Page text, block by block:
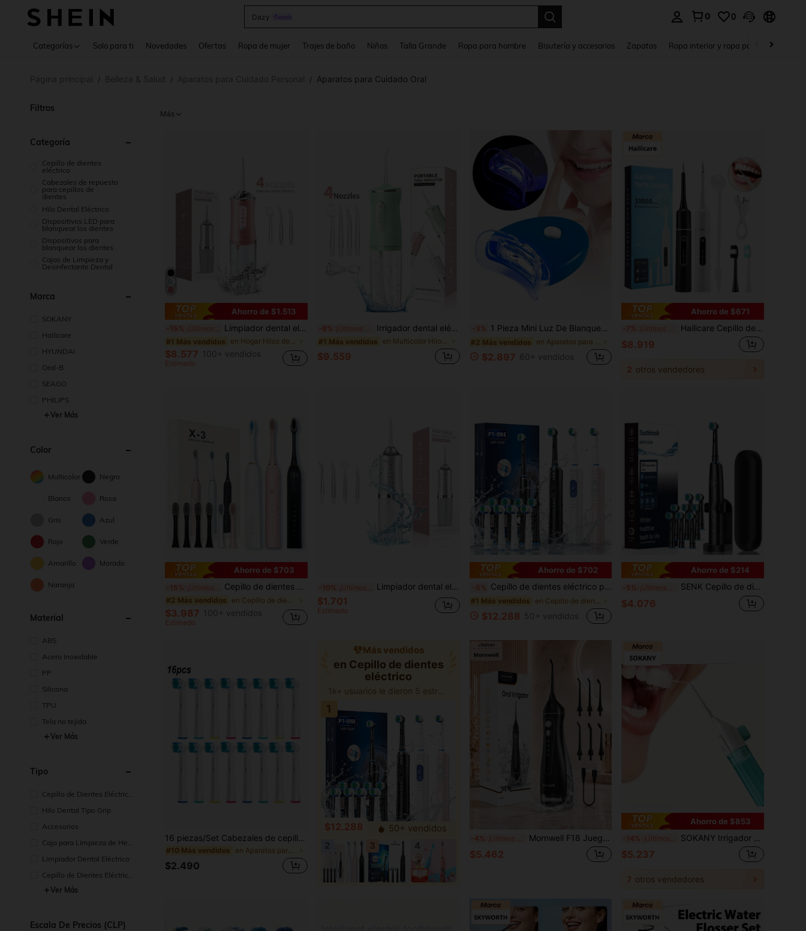
Dazy
0 0
Categorías Solo para ti Novedades Ofertas Ropa de mujer Trajes de baño Niños Talla Grande Ropa para hombre Bisutería y accesorios Zapatos Ropa interior y ropa para dormir
/ / / Aparatos para Cuidado Oral
Filtros
Categoría
Cepillo de dientes
eléctrico
Cabezales de repuesto
para cepillos de
dientes
Hilo Dental Eléctrico
Dispositivos LED para
blanquear los dientes
Dispositivos para
blanquear los dientes
Cajas de Limpieza y
Desinfectante Dental
Marca
SOKANY
Hailicare
HYUNDAI
Oral-B
SEAGO
PHILIPS
Ver Más
Color
Multicolor Negro
Blanco Rosa
Gris Azul
Rojo Verde
Amarillo Morado
Naranja
Material
ABS
Acero Inoxidable
PP
Silicona
TPU
Tela no tejida
Ver Más
Tipo
Cepillo de Dientes Eléctrico
Hilo Dental Tipo Grip
Accesorios
Caja para Limpieza de Herr
l
Limpiador Dental Eléctrico
Cepillo de Dientes Eléctrico
Rotatorio
Ver Más
Escala De Precios (CLP)
Más
Ahorro de $1.513
-15% ¡Últimos 3 días Limpiador dental eléctrico 4 en 1, recargable por USB, 3 modos, 4 boquillas, capacidad de 220 ml, portátil para uso en el hogar, viajes de negocios y viajes, set de cuidado personal portátil, adecuado como regalo para hombres y mujeres
#1 Más vendidos en Hogar Hilos dentales eléctricos
$8.577 100+ vendidos
Estimado
-8% ¡Últimos 3 días Irrigador dental eléctrico portátil, carga Tipo-C, 3 modos, gran depósito de agua, limpieza de pulso potente sin dañar los dientes, irrigador dental para cuidado oral en casa y viajes, batería de 800mAh de larga duración, estilo de lujo, adecuado para regalos de vacaciones y cumpleaños
#1 Más vendidos en Multicolor Hilos dentales eléctricos
$9.559
-3% 1 Pieza Mini Luz De Blanqueamiento Dental En Casa De Color Aleatorio, Lámpara Portátil De Luz Fría Para Usar Con Gel, Blanco/azul
#2 Más vendidos en Aparatos para el cuidado bucal
$2.897 60+ vendidos
Ahorro de $671
-7% ¡Últimos 3 días Hailicare Cepillo de dientes eléctrico de 6 velocidades, negro y blanco, IPX6 resistente al agua, 31,000 vibraciones de alta frecuencia, elimina el sarro y las manchas, temporizador de 10 minutos, carga tipo C
$8.919
2 otros vendedores
Ahorro de $703
-15% Cepillo de dientes eléctrico - 6 modos de limpieza, IPX7 resistente al agua y recargable por USB | Temporizador inteligente, batería de 300mAh, cerdas suaves y múltiples opciones de color para blanquear los dientes, encías saludables y cuidado oral superior con 30 días de duración de la batería y cabezales de cepillo reemplazables
#2 Más vendidos
$3.987 100+ vendidos
Estimado
-10% Limpiador dental eléctrico inalámbrico de 3 modos, resistente al agua IPX7, recargable, diseño portátil con 4 boquillas de repuesto, adecuado para frenos, puentes y cuidado oral
$1.701
Estimado
Ahorro de $702
-5% Cepillo de dientes eléctrico para adultos - Cepillo de dientes recargable con 4 cabezales de cepillo, sensor de presión inteligente, tecnología de limpieza profunda, hasta 50 días de duración de la batería
#1 Más vendidos
$12.288 50+ vendidos
Ahorro de $214
-5% SENK Cepillo de dientes eléctrico inteligente con limpieza profunda totalmente automática, carga USB, combinación de 4/8 cabezales de cepillo, batería de 600mAh que dura 30 días, adecuado para regalos de vacaciones, regalos de Navidad, regalos para parejas
$4.076
16 piezas/Set Cabezales de cepillo de repuesto, Compatible con cepillo de dientes eléctrico Orar, Blanco
#10 Más vendidos
$2.490
Más vendidos
en Cepillo de dientes
eléctrico
$12.288
50+ vendidos
-4% Mornwell F18 Juego de Irrigador Dental Inalámbrico Portátil, Tanque de Agua de 200ML, 4 Boquillas, 4 Modos, Impermeable IPX7 Recargable por USB, Adecuado para Viajes y Cuidado de Brackets
$5.462
Ahorro de $853
-14% SOKANY Irrigador Oral Portátil Manual de Alta Presión, ABS, Tecnología de Pulso, Botón de Presión, Boquilla Desmontable. Sin Electricidad, Para Hogar/Viaje. Cuidado Dental Esencial.
$5.237
7 otros vendedores